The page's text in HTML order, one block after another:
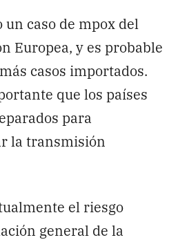
un caso de mpox del
Europea, y es probable
casos importados.
que los países
para
la transmisión
el riesgo
general de la